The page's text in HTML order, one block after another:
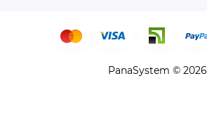
PanaSystem © 2026